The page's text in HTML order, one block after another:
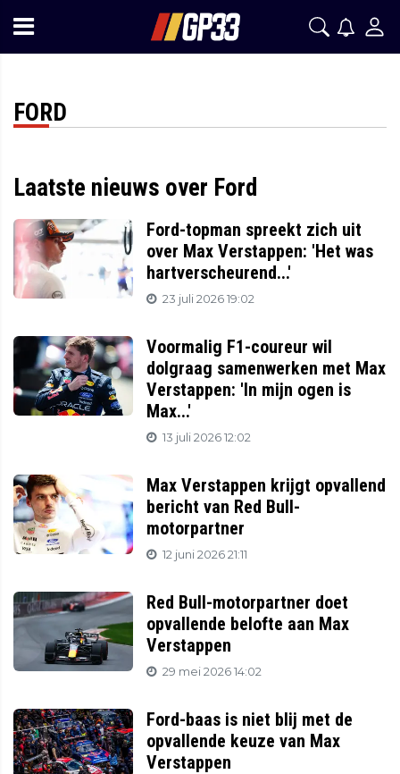
FORD
Laatste nieuws over Ford
Ford-topman spreekt zich uit
over Max Verstappen: 'Het was
hartverscheurend...'
23 juli 2026 19:02
Voormalig F1-coureur wil
dolgraag samenwerken met Max
Verstappen: 'In mijn ogen is
Max...'
13 juli 2026 12:02
Max Verstappen krijgt opvallend
bericht van Red Bull-
motorpartner
12 juni 2026 21:11
Red Bull-motorpartner doet
opvallende belofte aan Max
Verstappen
29 mei 2026 14:02
Ford-baas is niet blij met de
opvallende keuze van Max
Verstappen